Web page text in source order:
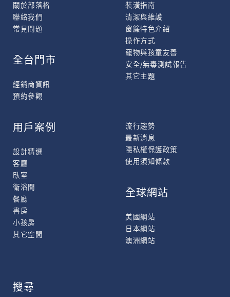
關於部落格
聯絡我們
常見問題
裝潢指南
清潔與維護
窗簾特色介紹
操作方式
寵物與孩童友善
安全/無毒測試報告
其它主題
全台門市
經銷商資訊
預約參觀
用戶案例
設計精選
客廳
臥室
衛浴間
餐廳
書房
小孩房
其它空間
流行趨勢
最新消息
隱私權保護政策
使用須知條款
全球網站
美國網站
日本網站
澳洲網站
搜尋